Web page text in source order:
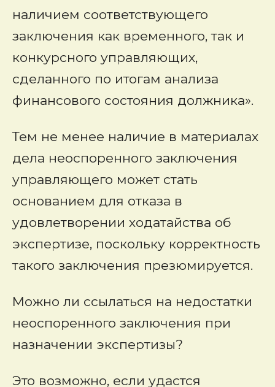
наличием соответствующего
заключения как временного, так и
конкурсного управляющих,
сделанного по итогам анализа
финансового состояния должника».
Тем не менее наличие в материалах
дела неоспоренного заключения
управляющего может стать
основанием для отказа в
удовлетворении ходатайства об
экспертизе, поскольку корректность
такого заключения презюмируется.
Можно ли ссылаться на недостатки
неоспоренного заключения при
назначении экспертизы?
Это возможно, если удастся